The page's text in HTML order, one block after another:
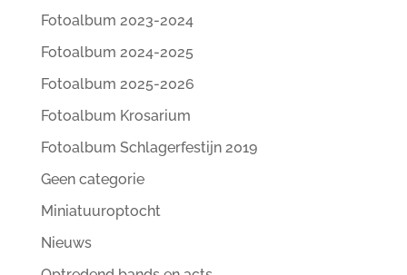
Fotoalbum 2023-2024
Fotoalbum 2024-2025
Fotoalbum 2025-2026
Fotoalbum Krosarium
Fotoalbum Schlagerfestijn 2019
Geen categorie
Miniatuuroptocht
Nieuws